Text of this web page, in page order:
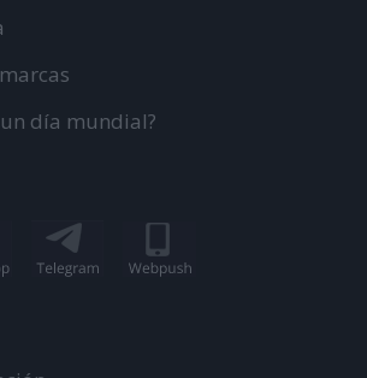
día mundial?